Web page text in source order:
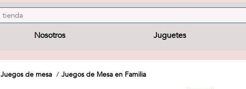
Nosotros Juguetes
Juegos de mesa Juegos de Mesa en Familia